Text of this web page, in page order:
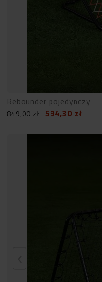
Rebounder pojedynczy
849,00zł 594,30 zł